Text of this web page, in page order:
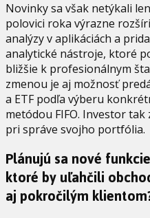
Novinky sa však netýkali
polovici roka výrazne
analýzy v aplikáciách a
analytické nástroje, ktoré
bližšie k profesionálnym
zmenou je aj možnosť
a ETF podľa výberu
metódou FIFO. Investor
pri správe svojho portfólia.
Plánujú sa nové
ktoré by uľahčili
aj pokročilým